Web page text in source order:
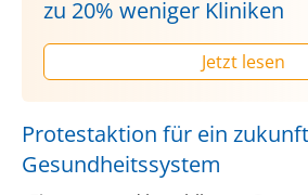
zu 20% weniger Kliniken
Jetzt lesen
Protestaktion für ein
Gesundheitssystem